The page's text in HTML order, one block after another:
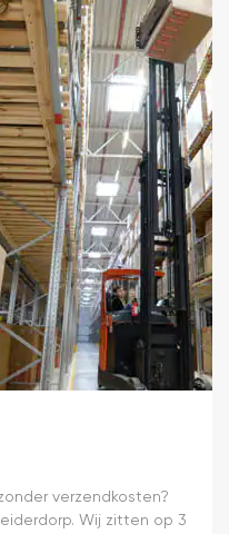
verzendkosten?
Wij zitten op 3